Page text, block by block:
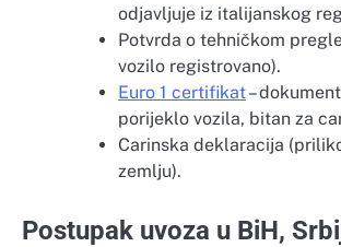
odjavljuje iz italijanskog
Potvrda o tehničkom
vozilo registrovano).
Euro 1 certifikat–
porijeklo vozila, bitan za
Carinska deklaracija
zemlju).
Postupak uvoza u BiH,